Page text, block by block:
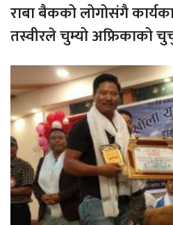
राबा बैकको लोगोसंगै
तस्वीरले चुम्यो अफ्रिकाको